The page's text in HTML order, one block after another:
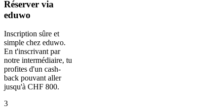
Réserver via
eduwo
Inscription sûre et
simple chez eduwo.
En t'inscrivant par
notre intermédiaire, tu
profites d'un cash-
back pouvant aller
jusqu'à CHF 800.
3